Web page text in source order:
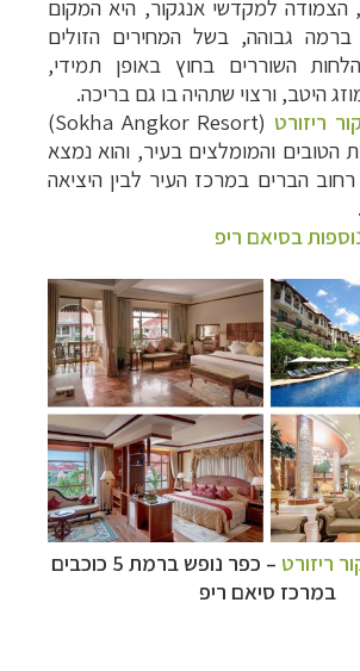
הצמודה למקדשי אנגקור, היא המקום
גבוהה, בשל המחירים הזולים
השוררים בחוץ באופן תמידי,
היטב, ורצוי שתהיה בו גם בריכה.
ריזורט(
Sokha Angkor Resort
)
הטובים והמומלצים בעיר, והוא נמצא
הברים במרכז העיר לבין היציאה
בסיאם ריפ
ריזורט –
כפר נופש ברמת 5 כוכבים
במרכז סיאם ריפ